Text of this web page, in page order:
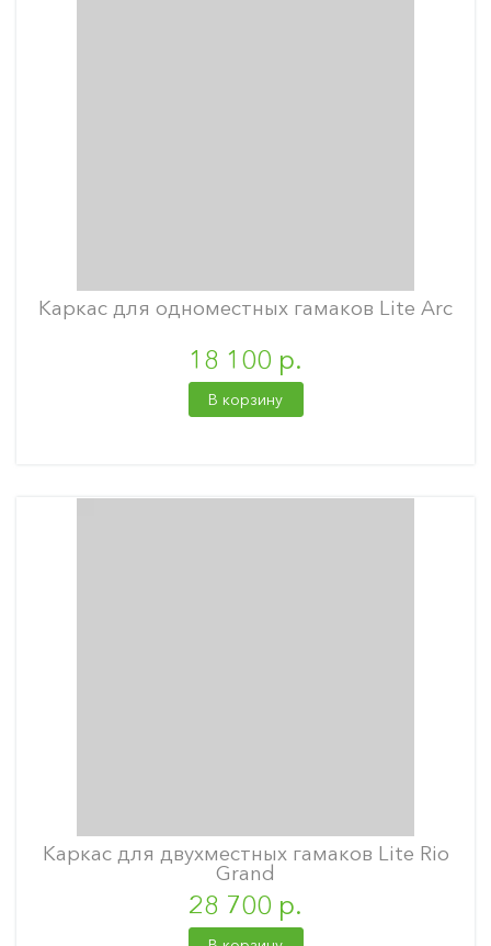
Каркас для одноместных гамаков Lite Arc
18 100 р.
В корзину
Каркас для двухместных гамаков Lite Rio
Grand
28 700 р.